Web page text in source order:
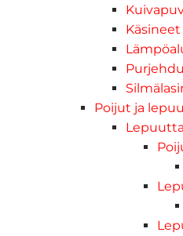
Käsineet
Poijut ja